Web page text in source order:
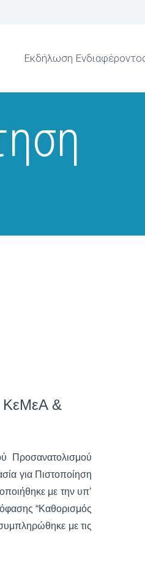
Εκδήλωση
&
Προσανατολισμού
για Πιστοποίηση
με την υπ’
“Καθορισμός
με τις